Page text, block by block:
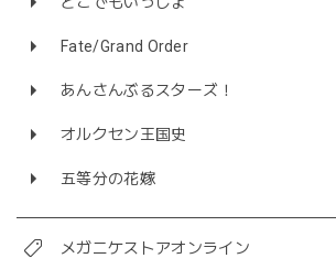
Fate/Grand Order
あんさんぶるスターズ！
オルクセン王国史
五等分の花嫁
メガニケストアオンライン